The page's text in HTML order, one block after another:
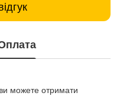
можете отримати